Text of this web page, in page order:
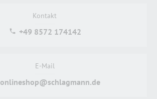
Kontakt
+49 8572 174142
E-Mail
onlineshop@schlagmann.de